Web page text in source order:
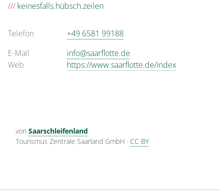
/// keinesfalls.hübsch.zeilen
Telefon
+49 6581 99188
E-Mail
info@saarflotte.de
Web
https://www.saarflotte.de/index
von Saarschleifenland
Tourismus Zentrale Saarland GmbH · CC BY